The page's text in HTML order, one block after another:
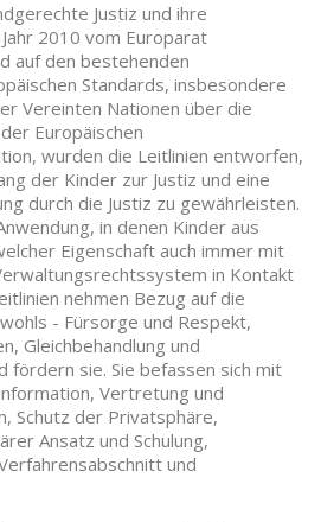
Justiz und ihre
2010 vom Europarat
auf den bestehenden
Standards, insbesondere
Vereinten Nationen über die
Europäischen
wurden die Leitlinien entworfen,
der Kinder zur Justiz und eine
durch die Justiz zu gewährleisten.
in denen Kinder aus
Eigenschaft auch immer mit
in Kontakt
nehmen Bezug auf die
- Fürsorge und Respekt,
Gleichbehandlung und
fördern sie. Sie befassen sich mit
Vertretung und
Schutz der Privatsphäre,
Ansatz und Schulung,
und